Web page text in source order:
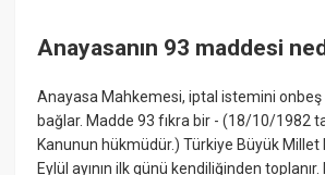
Anayasanın 93 maddesi
Anayasa Mahkemesi, iptal istemini onbeş
bağlar. Madde 93 fıkra bir - (18/10/1982
Kanunun hükmüdür.) Türkiye Büyük Millet
Eylül ayının ilk günü kendiliğinden